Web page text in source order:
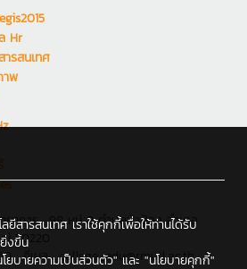
Hr
รสนเทศ
าพ
ทยาการ : 98 หมู่ 8 ตำบลป่าป้อง อำเภอ
50220
, อีเมล : college_edu@rmutl.ac.th
ยีสารสนเทศ เราใช้คุกกี้เพื่อให้ท่านได้รับ
งขึ้น
ยบายความเป็นส่วนตัว" และ "นโยบายคุกกี้"